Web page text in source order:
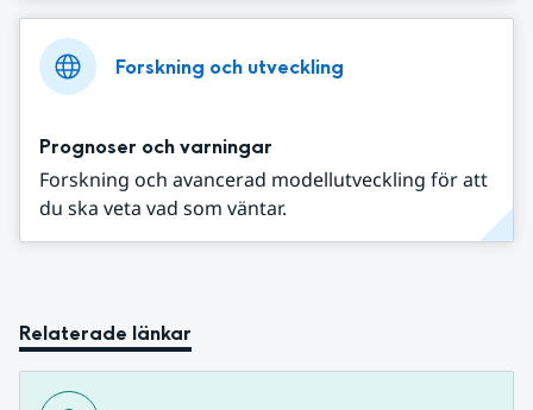
Forskning och utveckling
Prognoser och varningar
Forskning och avancerad modellutveckling för att
du ska veta vad som väntar.
Relaterade länkar